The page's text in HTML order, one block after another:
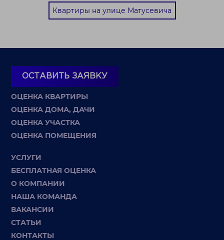
Квартиры на улице Матусевича
ОСТАВИТЬ ЗАЯВКУ
ОЦЕНКА КВАРТИРЫ
ОЦЕНКА ДОМА, ДАЧИ
ОЦЕНКА УЧАСТКА
ОЦЕНКА ПОМЕЩЕНИЯ
УСЛУГИ
БЕСПЛАТНАЯ ОЦЕНКА
О КОМПАНИИ
НАША КОМАНДА
ВАКАНСИИ
СТАТЬИ
КОНТАКТЫ